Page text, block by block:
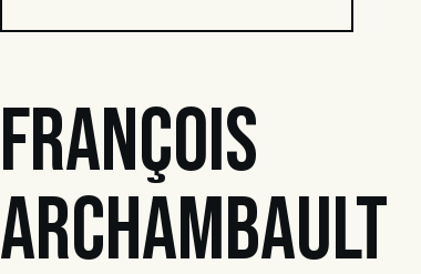
François
Archambault